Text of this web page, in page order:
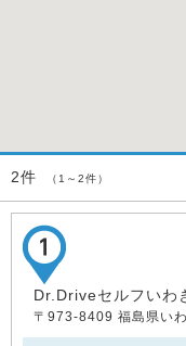
2件 （1～2件）
Dr.Driveセルフいわ
〒973-8409 福島県い